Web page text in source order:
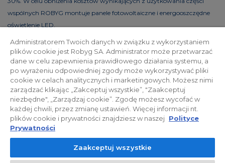
wspólnych ROBYG montuje panele fotowoltaiczne i energooszczędne
oświetlenie LED.
Polityka prywatności Relacje inwestorskie
Facebook
© 2026 ROBYG. Wszystkie prawa zastrzeżone. Powyższa oferta i
przedstawione materiały graficzne mają charakter jedynie
informacyjny, nie mogą być traktowane jako ostateczne projekty
Administratorem Twoich danych w związku z wykorzystaniem
plików cookie jest Robyg SA. Administrator może przetwarzać
dane w celu zapewnienia prawidłowego działania systemu, a
po wyrażeniu odpowiedniej zgody może wykorzystywać pliki
cookie w celach analitycznych i marketingowych. Możesz nimi
zarządzać klikając „Zakceptuj wszystkie”, "Zaakceptuj
niezbędne", „Zarządzaj cookie”. Zgodę możesz wycofać w
każdej chwili, przez zmianę ustawień. Więcej informacji nt.
plików cookie i prywatności znajdziesz w naszej Polityce
Prywatności
Zaakceptuj wszystkie